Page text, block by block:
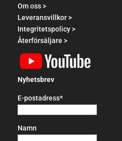
Om oss >
Leveransvillkor >
Integritetspolicy >
Återförsäljare >
Nyhetsbrev
E-postadress*
Namn